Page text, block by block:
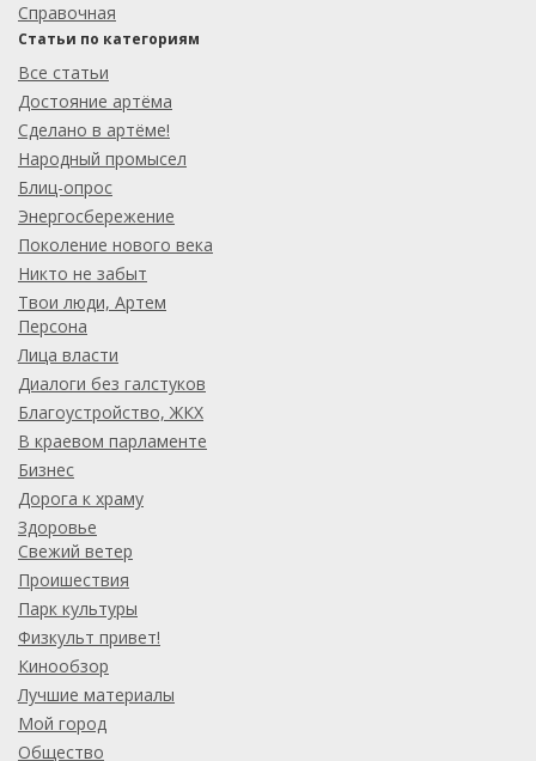
Справочная
Статьи по категориям
Все статьи
Достояние артёма
Сделано в артёме!
Народный промысел
Блиц-опрос
Энергосбережение
Поколение нового века
Никто не забыт
Твои люди, Артем
Персона
Лица власти
Диалоги без галстуков
Благоустройство, ЖКХ
В краевом парламенте
Бизнес
Дорога к храму
Здоровье
Свежий ветер
Проишествия
Парк культуры
Физкульт привет!
Кинообзор
Лучшие материалы
Мой город
Общество